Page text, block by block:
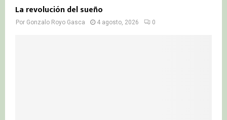
La revolución del sueño
Por Gonzalo Royo Gasca 4 agosto, 2026 0